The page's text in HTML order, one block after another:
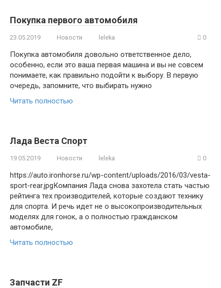
Покупка первого автомобиля
23.05.2019 Новости leleka 0
Покупка автомобиля довольно ответственное дело,
особенно, если это ваша первая машина и вы не совсем
понимаете, как правильно подойти к выбору. В первую
очередь, запомните, что выбирать нужно
Читать полностью
Лада Веста Спорт
19.05.2019 Новости leleka 0
https://auto.ironhorse.ru/wp-content/uploads/2016/03/vesta-
sport-rear.jpgКомпания Лада снова захотела стать частью
рейтинга тех производителей, которые создают технику
для спорта. И речь идет не о высокопроизводительных
моделях для гонок, а о полностью гражданском
автомобиле,
Читать полностью
Запчасти ZF